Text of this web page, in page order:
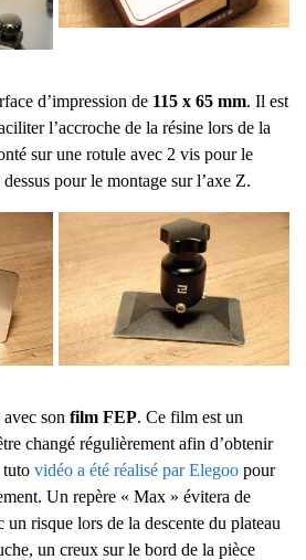
d’impression de 115 x 65 mm. Il est
l’accroche de la résine lors de la
sur une rotule avec 2 vis pour le
pour le montage sur l’axe Z.
son film FEP. Ce film est un
changé régulièrement afin d’obtenir
tuto vidéo a été réalisé par Elegoo pour
Un repère « Max » évitera de
un risque lors de la descente du plateau
un creux sur le bord de la pièce